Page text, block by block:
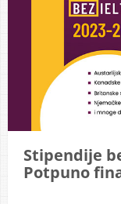
Stipendije
Potpuno